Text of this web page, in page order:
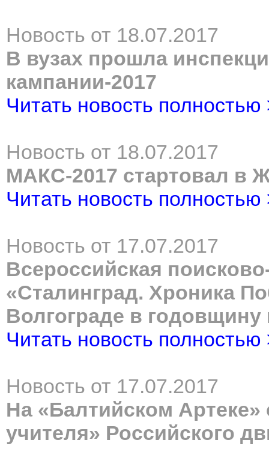
Новость от 18.07.2017
В вузах прошла
кампании-2017
Читать новость полностью
Новость от 18.07.2017
МАКС-2017 стартовал в
Читать новость полностью
Новость от 17.07.2017
Всероссийская
«Сталинград. Хроника
Волгограде в
Читать новость полностью
Новость от 17.07.2017
На «Балтийском
учителя» Российского